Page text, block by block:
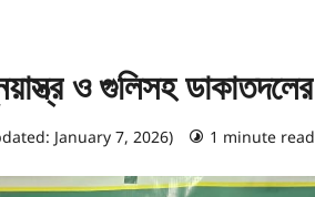
ও গুলিসহ
January 7, 2026) 1 minute read